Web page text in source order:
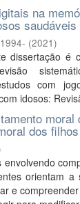
na
saudáveis
(2021)
dissertação é
com
idosos:
dos
envolvendo
orientam a
e